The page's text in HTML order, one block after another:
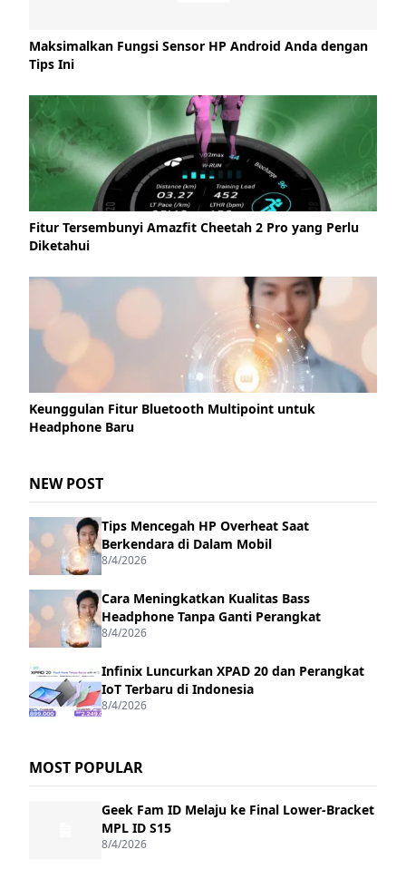
Maksimalkan Fungsi Sensor HP Android Anda dengan
Tips Ini
Fitur Tersembunyi Amazfit Cheetah 2 Pro yang Perlu
Diketahui
Keunggulan Fitur Bluetooth Multipoint untuk
Headphone Baru
NEW POST
Tips Mencegah HP Overheat Saat
Berkendara di Dalam Mobil
8/4/2026
Cara Meningkatkan Kualitas Bass
Headphone Tanpa Ganti Perangkat
8/4/2026
Infinix Luncurkan XPAD 20 dan Perangkat
IoT Terbaru di Indonesia
8/4/2026
MOST POPULAR
Geek Fam ID Melaju ke Final Lower-Bracket
MPL ID S15
8/4/2026